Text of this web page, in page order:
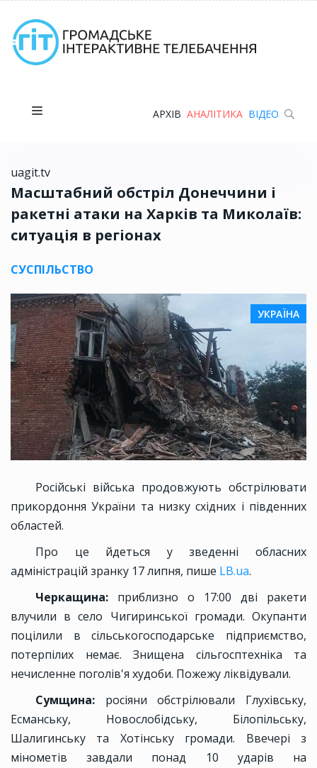
АРХІВ АНАЛІТИКА ВІДЕО
uagit.tv
Масштабний обстріл Донеччини і
ракетні атаки на Харків та Миколаїв:
ситуація в регіонах
СУСПІЛЬСТВО
УКРАЇНА
Російські війська продовжують обстрілювати
прикордоння України та низку східних і південних
областей.
Про це йдеться у зведенні обласних
адміністрацій зранку 17 липня, пише LB.ua.
Черкащина: приблизно о 17:00 дві ракети
влучили в село Чигиринської громади. Окупанти
поцілили в сільськогосподарське підприємство,
потерпілих немає. Знищена сільгосптехніка та
нечисленне поголів'я худоби. Пожежу ліквідували.
Сумщина: росіяни обстрілювали Глухівську,
Есманську, Новослобідську, Білопільську,
Шалигинську та Хотінську громади. Ввечері з
мінометів завдали понад 10 ударів на